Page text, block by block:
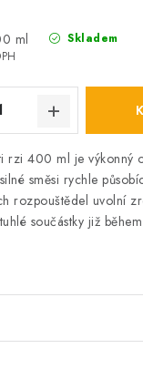
Skladem
ml
rzi 400 ml je výkonný
směsi rychle
rozpouštědel uvolní
součástky již